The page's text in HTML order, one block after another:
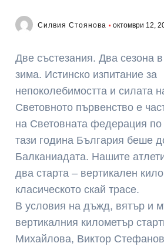
Силвия Стоянова октомври 12,
Две състезания. Два сезона
зима. Истинско изпитание за
непоколебимостта и силата
Световното първенство е
на Световната федерация по
тази година България беше
Балканиадата. Нашите
два старта – вертикален
класическото скай трасе.
В условия на дъжд, вятър и
вертикалния километър
Михайлова, Виктор